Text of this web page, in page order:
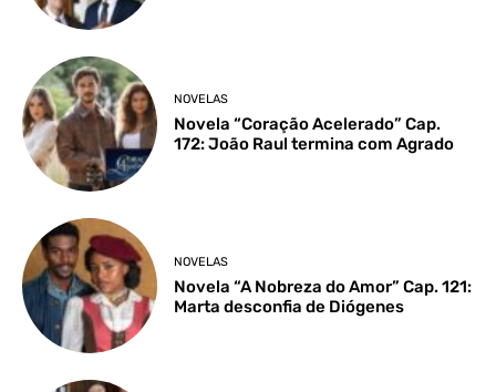
NOVELAS
Novela “Coração Acelerado” Cap.
172: João Raul termina com Agrado
NOVELAS
Novela “A Nobreza do Amor” Cap. 121:
Marta desconfia de Diógenes